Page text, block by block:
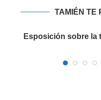
TAMIÉN TE
Esposición sobre la